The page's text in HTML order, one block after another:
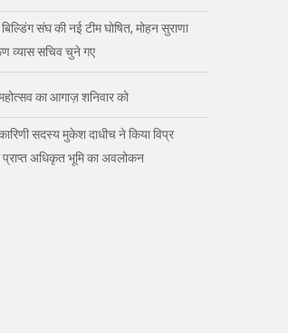
बिल्डिंग संघ की नई टीम घोषित, मोहन सुराणा
व्यास सचिव चुने गए
का आगाज़ शनिवार को
सदस्य मुकेश दाधीच ने किया विप्र
अधिकृत भूमि का अवलोकन